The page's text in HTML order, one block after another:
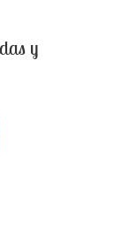
y